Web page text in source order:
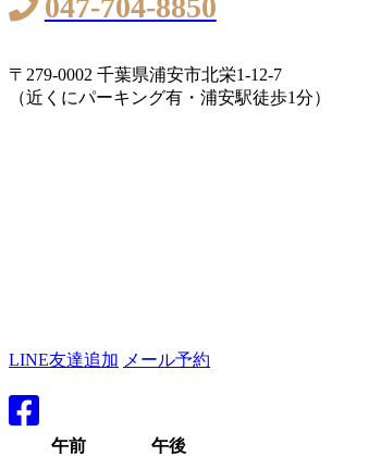
047-704-8850
〒279-0002 千葉県浦安市北栄1-12-7
（近くにパーキング有・浦安駅徒歩1分）
LINE友達追加 メール予約
午前
午後